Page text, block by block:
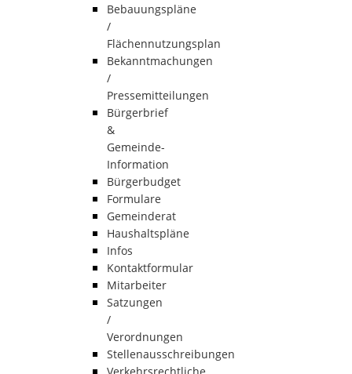
Bebauungspläne
/
Flächennutzungsplan
Bekanntmachungen
/
Pressemitteilungen
Bürgerbrief
&
Gemeinde-
Information
Bürgerbudget
Formulare
Gemeinderat
Haushaltspläne
Infos
Kontaktformular
Mitarbeiter
Satzungen
/
Verordnungen
Stellenausschreibungen
Verkehrsrechtliche